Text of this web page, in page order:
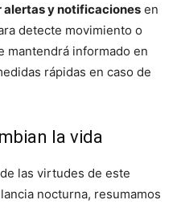
y notificaciones en
detecte movimiento o
mantendrá informado en
rápidas en caso de
la vida
las virtudes de este
nocturna, resumamos